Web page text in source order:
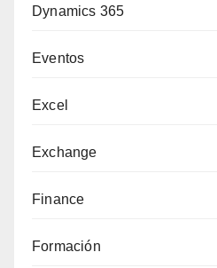
Dynamics 365
Eventos
Excel
Exchange
Finance
Formación